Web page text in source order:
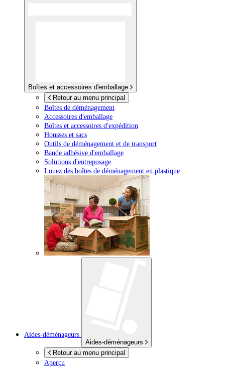
Boîtes et accessoires d'emballage
Retour au menu principal
Boîtes de déménagement
Accessoires d'emballage
Boîtes et accessoires d'expédition
Housses et sacs
Outils de déménagement et de transport
Bande adhésive d'emballage
Solutions d'entreposage
Louez des boîtes de déménagement en plastique
Aides-déménageurs
Aides-déménageurs
Retour au menu principal
Aperçu